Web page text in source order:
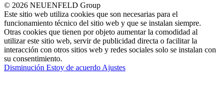
© 2026 NEUENFELD Group
Este sitio web utiliza cookies que son necesarias para el
funcionamiento técnico del sitio web y que se instalan siempre.
Otras cookies que tienen por objeto aumentar la comodidad al
utilizar este sitio web, servir de publicidad directa o facilitar la
interacción con otros sitios web y redes sociales solo se instalan con
su consentimiento.
Disminución Estoy de acuerdo Ajustes